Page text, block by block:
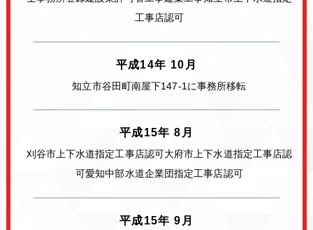
工事店認可
平成14年 10月
知立市谷田町南屋下147-1に事務所移転
平成15年 8月
刈谷市上下水道指定工事店認可大府市上下水道指定工事店認
可愛知中部水道企業団指定工事店認可
平成15年 9月